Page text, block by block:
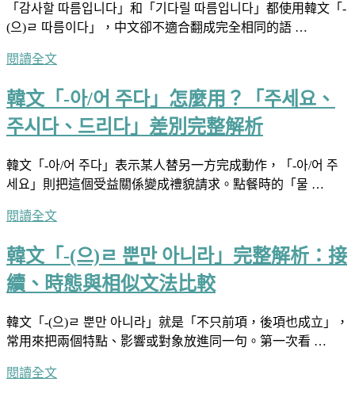
「감사할 따름입니다」和「기다릴 따름입니다」都使用韓文「-
(으)ㄹ 따름이다」，中文卻不適合翻成完全相同的語 …
閱讀全文
韓文「-아/어 주다」怎麼用？「주세요、
주시다、드리다」差別完整解析
韓文「-아/어 주다」表示某人替另一方完成動作，「-아/어 주
세요」則把這個受益關係變成禮貌請求。點餐時的「물 …
閱讀全文
韓文「-(으)ㄹ 뿐만 아니라」完整解析：接
續、時態與相似文法比較
韓文「-(으)ㄹ 뿐만 아니라」就是「不只前項，後項也成立」，
常用來把兩個特點、影響或對象放進同一句。第一次看 …
閱讀全文